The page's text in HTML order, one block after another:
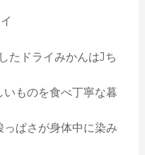
たドライみかんはJち
ものを食べ丁寧な暮
ぱさが身体中に染み